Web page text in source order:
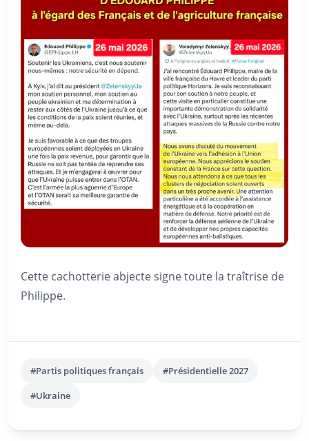
Cette cachotterie abjecte signe toute la traîtrise de
Philippe.
#Partis politiques français
#Présidentielle 2027
#Ukraine